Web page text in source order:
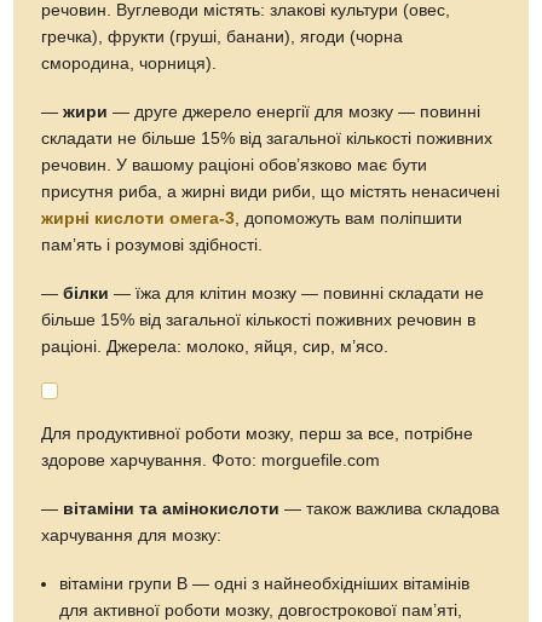
речовин. Вуглеводи містять: злакові культури (овес,
гречка), фрукти (груші, банани), ягоди (чорна
смородина, чорниця).
—жири — друге джерело енергії для мозку — повинні
складати не більше 15% від загальної кількості поживних
речовин. У вашому раціоні обов’язково має бути
присутня риба, а жирні види риби, що містять ненасичені
жирні кислоти омега-3, допоможуть вам поліпшити
пам’ять і розумові здібності.
—білки — їжа для клітин мозку — повинні складати не
більше 15% від загальної кількості поживних речовин в
раціоні. Джерела: молоко, яйця, сир, м’ясо.
Для продуктивної роботи мозку, перш за все, потрібне
здорове харчування. Фото: morguefile.com
— вітаміни та амінокислоти — також важлива складова
харчування для мозку:
вітаміни групи В — одні з найнеобхідніших вітамінів
для активної роботи мозку, довгострокової пам’яті,